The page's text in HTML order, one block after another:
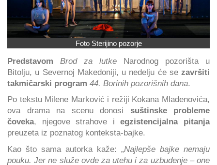
Foto Sterijino pozorje
Predstavom Brod za lutke Narodnog pozorišta u
Bitolju, u Severnoj Makedoniji, u nedelju će se završiti
takmičarski program 44. Borinih pozorišnih dana.
Po tekstu Milene Marković i režiji Kokana Mladenovića,
ova drama na scenu donosi suštinske probleme
čoveka, njegove strahove iegzistencijalna pitanja
preuzeta iz poznatog konteksta-bajke.
Kao što sama autorka kaže: „Najlepše bajke nemaju
pouku. Jer ne služe ovde za utehu i za uzbuđenje – one